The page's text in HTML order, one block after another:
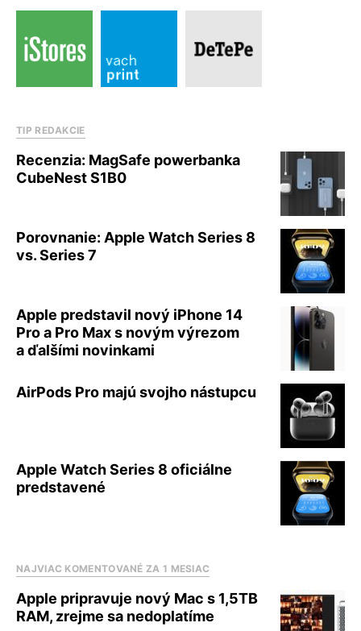
TIP REDAKCIE
Recenzia: MagSafe powerbanka
CubeNest S1B0
Porovnanie: Apple Watch Series 8
vs. Series 7
Apple predstavil nový iPhone 14
Pro a Pro Max s novým výrezom
a ďalšími novinkami
AirPods Pro majú svojho nástupcu
Apple Watch Series 8 oficiálne
predstavené
NAJVIAC KOMENTOVANÉ ZA 1 MESIAC
Apple pripravuje nový Mac s 1,5TB
RAM, zrejme sa nedoplatíme